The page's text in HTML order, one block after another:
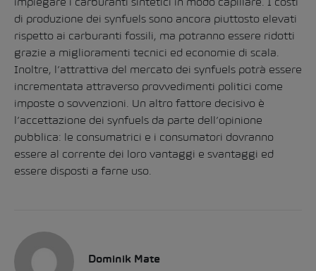
di produzione dei synfuels sono ancora piuttosto elevati
rispetto ai carburanti fossili, ma potranno essere ridotti
grazie a miglioramenti tecnici ed economie di scala.
Inoltre, l’attrattiva del mercato dei synfuels potrà essere
incrementata attraverso provvedimenti politici come
imposte o sovvenzioni. Un altro fattore decisivo è
l’accettazione dei synfuels da parte dell’opinione
pubblica: le consumatrici e i consumatori dovranno
essere al corrente dei loro vantaggi e svantaggi ed
essere disposti a farne uso.
Dominik Mate